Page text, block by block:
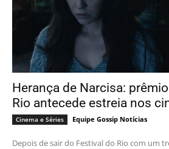
Herança de Narcisa:
Rio antecede estreia nos
Cinema e Séries Equipe Gossip Notícias
Depois de sair do Festival do Rio com um